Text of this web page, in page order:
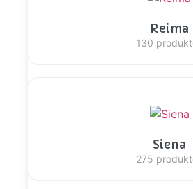
Reima
130
Siena
275